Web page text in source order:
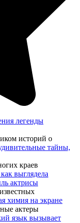
легенды
историй о
тайны,
краев
выглядела
актрисы
химия на экране
актеры
язык вызывает